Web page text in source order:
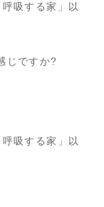
吸する家」以
じですか?
吸する家」以